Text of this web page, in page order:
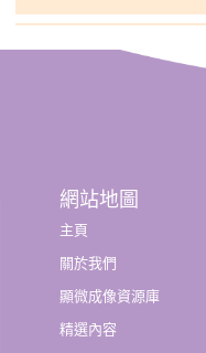
網站地圖
主頁
關於我們
顯微成像資源庫
精選內容